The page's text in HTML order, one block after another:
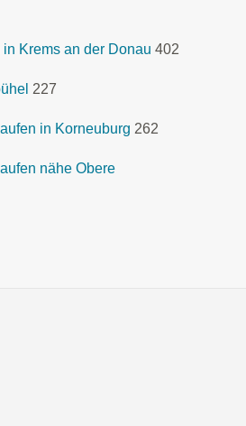
Krems an der Donau 402
227
in Korneuburg 262
nähe Obere